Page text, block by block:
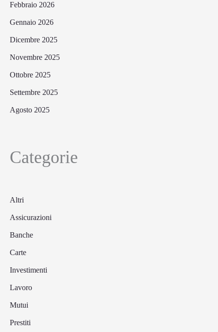
Febbraio 2026
Gennaio 2026
Dicembre 2025
Novembre 2025
Ottobre 2025
Settembre 2025
Agosto 2025
Categorie
Altri
Assicurazioni
Banche
Carte
Investimenti
Lavoro
Mutui
Prestiti